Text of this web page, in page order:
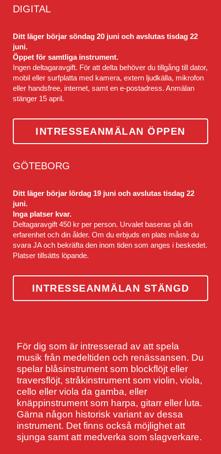
DIGITAL
Ditt läger börjar söndag 20 juni och avslutas tisdag 22
juni.
Öppet för samtliga instrument.
Ingen deltagaravgift. För att delta behöver du tillgång till dator,
mobil eller surfplatta med kamera, extern ljudkälla, mikrofon
eller handsfree, internet, samt en e-postadress. Anmälan
stänger 15 april.
INTRESSEANMÄLAN ÖPPEN
GÖTEBORG
Ditt läger börjar lördag 19 juni och avslutas tisdag 22
juni.
Inga platser kvar.
Deltagaravgift 450 kr per person. Urvalet baseras på din
erfarenhet och din ålder. Om du erbjuds en plats måste du
svara JA och bekräfta den inom tiden som anges i beskedet.
Platser tillsätts löpande.
INTRESSEANMÄLAN STÄNGD
För dig som är intresserad av att spela
musik från medeltiden och renässansen. Du
spelar blåsinstrument som blockflöjt eller
traversflöjt, stråkinstrument som violin, viola,
cello eller viola da gamba, eller
knäppinstrument som harpa, gitarr eller luta.
Gärna någon historisk variant av dessa
instrument. Det finns också möjlighet att
sjunga samt att medverka som slagverkare.